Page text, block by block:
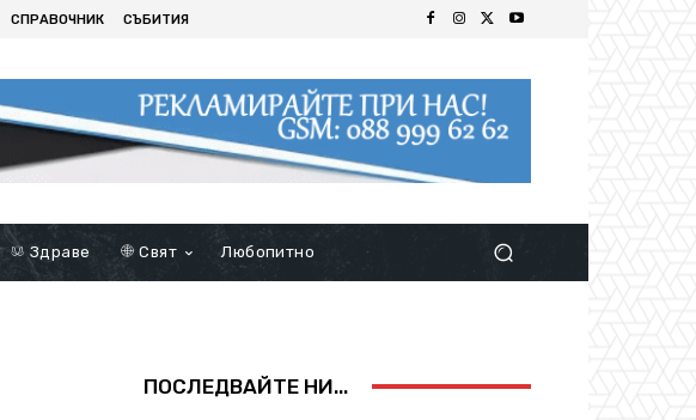
СПРАВОЧНИК СЪБИТИЯ
Здраве Свят Любопитно
ПОСЛЕДВАЙТЕ НИ...